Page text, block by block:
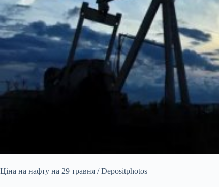
Ціна на нафту на 29 травня / Depositphotos